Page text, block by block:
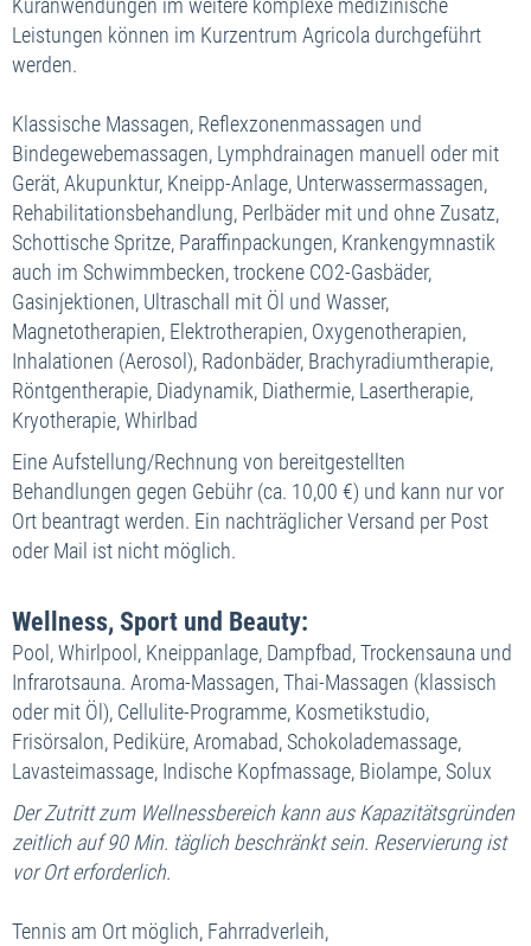
Leistungen können im Kurzentrum Agricola durchgeführt
werden.
Klassische Massagen, Reflexzonenmassagen und
Bindegewebemassagen, Lymphdrainagen manuell oder mit
Gerät, Akupunktur, Kneipp-Anlage, Unterwassermassagen,
Rehabilitationsbehandlung, Perlbäder mit und ohne Zusatz,
Schottische Spritze, Paraffinpackungen, Krankengymnastik
auch im Schwimmbecken, trockene CO2-Gasbäder,
Gasinjektionen, Ultraschall mit Öl und Wasser,
Magnetotherapien, Elektrotherapien, Oxygenotherapien,
Inhalationen (Aerosol), Radonbäder, Brachyradiumtherapie,
Röntgentherapie, Diadynamik, Diathermie, Lasertherapie,
Kryotherapie, Whirlbad
Eine Aufstellung/Rechnung von bereitgestellten
Behandlungen gegen Gebühr (ca. 10,00 €) und kann nur vor
Ort beantragt werden. Ein nachträglicher Versand per Post
oder Mail ist nicht möglich.
Wellness, Sport und Beauty:
Pool, Whirlpool, Kneippanlage, Dampfbad, Trockensauna und
Infrarotsauna. Aroma-Massagen, Thai-Massagen (klassisch
oder mit Öl), Cellulite-Programme, Kosmetikstudio,
Frisörsalon, Pediküre, Aromabad, Schokolademassage,
Lavasteimassage, Indische Kopfmassage, Biolampe, Solux
Der Zutritt zum Wellnessbereich kann aus Kapazitätsgründen
zeitlich auf 90 Min. täglich beschränkt sein. Reservierung ist
vor Ort erforderlich.
Tennis am Ort möglich, Fahrradverleih,